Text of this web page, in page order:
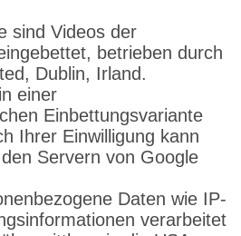
sind Videos der
betrieben durch
Dublin, Irland.
einer
Einbettungsvariante
Ihrer Einwilligung kann
Servern von Google
Daten wie IP-
verarbeitet